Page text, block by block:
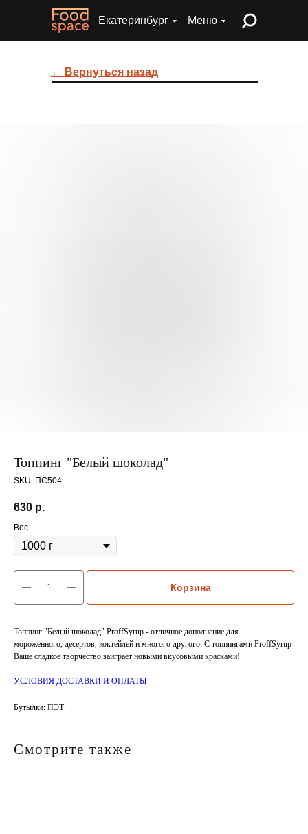
← Вернуться назад
Меню
Екатеринбург
Топпинг "Белый шоколад"
SKU: ПС504
630 р.
Вес
Корзина
Топпинг "Белый шоколад" ProffSyrup - отличное дополнение для
мороженного, десертов, коктейлей и многого другого. С топпингами ProffSyrup
Ваше сладкое творчество заиграет новыми вкусовыми красками!
УСЛОВИЯ ДОСТАВКИ И ОПЛАТЫ
Бутылка: ПЭТ
Смотрите также